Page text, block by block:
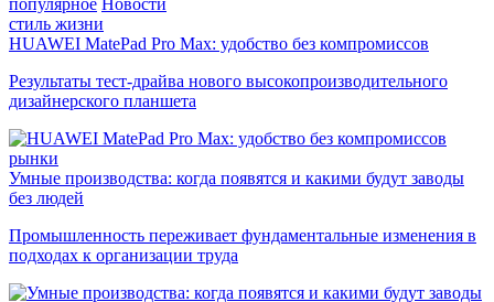
популярное Новости
стиль жизни
HUAWEI MatePad Pro Max: удобство без компромиссов
Результаты тест-драйва нового высокопроизводительного
дизайнерского планшета
рынки
Умные производства: когда появятся и какими будут заводы
без людей
Промышленность переживает фундаментальные изменения в
подходах к организации труда